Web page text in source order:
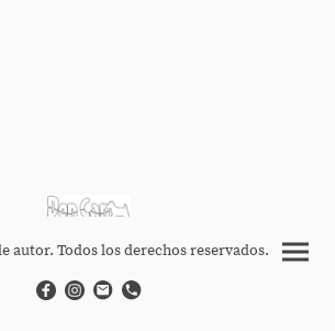
autor. Todos los derechos reservados.